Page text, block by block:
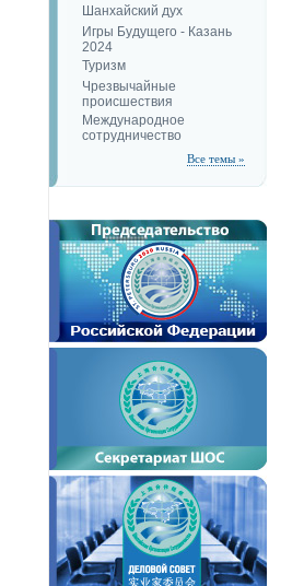
Шанхайский дух
Игры Будущего - Казань
2024
Туризм
Чрезвычайные
происшествия
Международное
сотрудничество
Все темы »